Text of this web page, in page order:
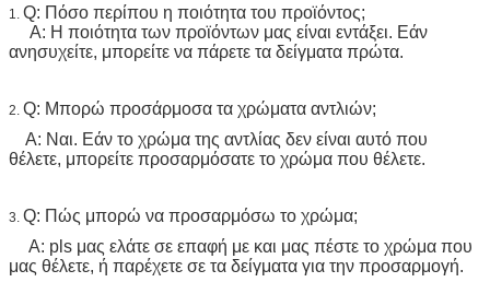
1. Q: Πόσο περίπου η ποιότητα του προϊόντος;
Α: Η ποιότητα των προϊόντων μας είναι εντάξει. Εάν
ανησυχείτε, μπορείτε να πάρετε τα δείγματα πρώτα.
2. Q: Μπορώ προσάρμοσα τα χρώματα αντλιών;
Α: Ναι. Εάν το χρώμα της αντλίας δεν είναι αυτό που
θέλετε, μπορείτε προσαρμόσατε το χρώμα που θέλετε.
3. Q: Πώς μπορώ να προσαρμόσω το χρώμα;
Α: pls μας ελάτε σε επαφή με και μας πέστε το χρώμα που
μας θέλετε, ή παρέχετε σε τα δείγματα για την προσαρμογή.